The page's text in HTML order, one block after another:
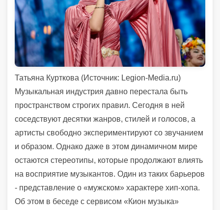
Татьяна Курткова (Источник: Legion-Media.ru)
Музыкальная индустрия давно перестала быть
пространством строгих правил. Сегодня в ней
соседствуют десятки жанров, стилей и голосов, а
артисты свободно экспериментируют со звучанием
и образом. Однако даже в этом динамичном мире
остаются стереотипы, которые продолжают влиять
на восприятие музыкантов. Один из таких барьеров
- представление о «мужском» характере хип-хопа.
Об этом в беседе с сервисом «Кион музыка»